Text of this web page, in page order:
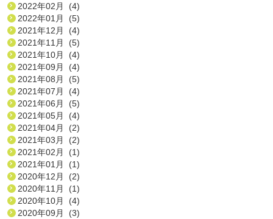
2022年02月 (4)
2022年01月 (5)
2021年12月 (4)
2021年11月 (5)
2021年10月 (4)
2021年09月 (4)
2021年08月 (5)
2021年07月 (4)
2021年06月 (5)
2021年05月 (4)
2021年04月 (2)
2021年03月 (2)
2021年02月 (1)
2021年01月 (1)
2020年12月 (2)
2020年11月 (1)
2020年10月 (4)
2020年09月 (3)